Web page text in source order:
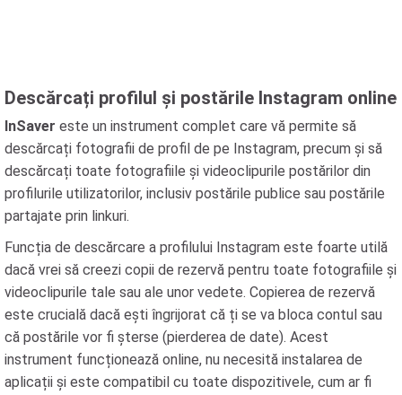
Descărcați profilul și postările Instagram online
InSaver este un instrument complet care vă permite să
descărcați fotografii de profil de pe Instagram, precum și să
descărcați toate fotografiile și videoclipurile postărilor din
profilurile utilizatorilor, inclusiv postările publice sau postările
partajate prin linkuri.
Funcția de descărcare a profilului Instagram este foarte utilă
dacă vrei să creezi copii de rezervă pentru toate fotografiile și
videoclipurile tale sau ale unor vedete. Copierea de rezervă
este crucială dacă ești îngrijorat că ți se va bloca contul sau
că postările vor fi șterse (pierderea de date). Acest
instrument funcționează online, nu necesită instalarea de
aplicații și este compatibil cu toate dispozitivele, cum ar fi